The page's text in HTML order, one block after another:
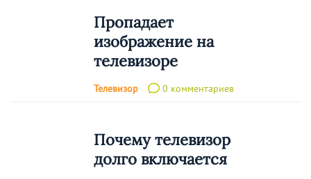
Пропадает
изображение на
телевизоре
Телевизор 0 комментариев
Почему телевизор
долго включается